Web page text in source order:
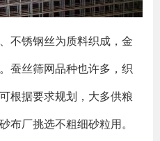
不锈钢丝为质料织成，金
蚕丝筛网品种也许多，织
根据要求规划，大多供粮
布厂挑选不粗细砂粒用。